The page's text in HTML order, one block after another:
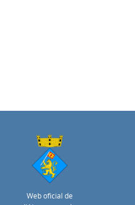
Web oficial de